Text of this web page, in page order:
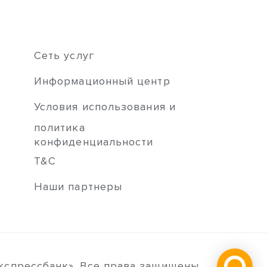
Сеть услуг
Информационный центр
Условия использования и
политика
конфиденциальности
T&C
Наши партнеры